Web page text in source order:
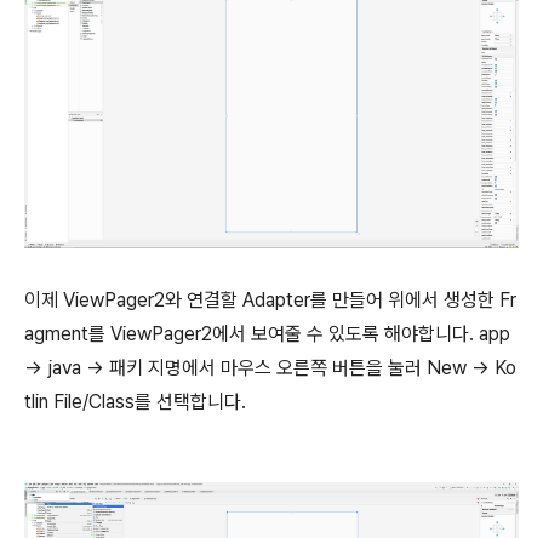
이제 ViewPager2와 연결할 Adapter를 만들어 위에서 생성한 Fr
agment를 ViewPager2에서 보여줄 수 있도록 해야합니다. app
-> java -> 패키 지명에서 마우스 오른쪽 버튼을 눌러 New -> Ko
tlin File/Class를 선택합니다.